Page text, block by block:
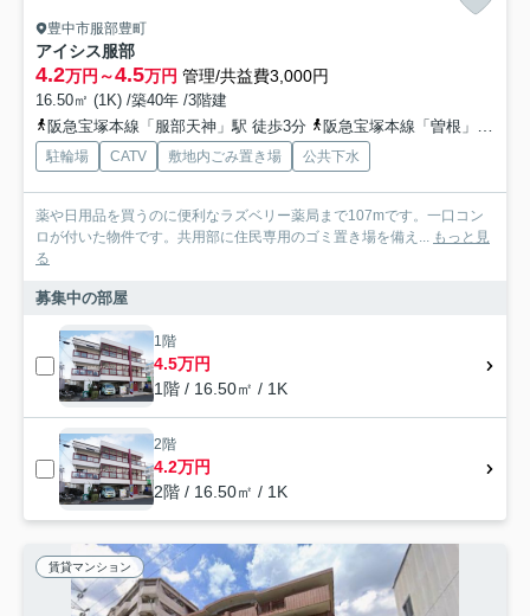
豊中市服部豊町
アイシス服部
4.2万円～4.5万円 管理/共益費3,000円
16.50㎡ (1K) /築40年 /3階建
阪急宝塚本線「服部天神」駅 徒歩3分
阪急宝塚本線「曽根」駅 徒歩13分
駐輪場 CATV 敷地内ごみ置き場 公共下水
薬や日用品を買うのに便利なラズベリー薬局まで107mです。一口コン
ロが付いた物件です。共用部に住民専用のゴミ置き場を備え... もっと見
る
募集中の部屋
1階
4.5万円
1階 / 16.50㎡ / 1K
2階
4.2万円
2階 / 16.50㎡ / 1K
賃貸マンション